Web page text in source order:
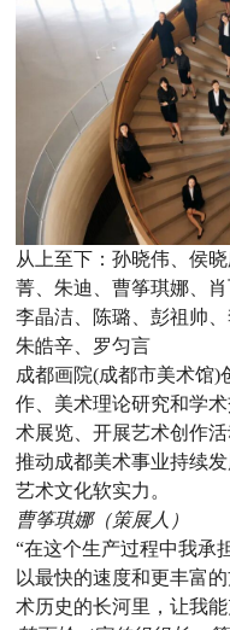
从上至下：孙晓伟、侯
菁、朱迪、曹筝琪娜、
李晶洁、陈璐、彭祖帅
朱皓辛、罗匀言
成都画院(成都市美术馆)
作、美术理论研究和学
术展览、开展艺术创作
推动成都美术事业持续
艺术文化软实力。
曹筝琪娜（策展人）
“在这个生产过程中我承
以最快的速度和更丰富
术历史的长河里，让我